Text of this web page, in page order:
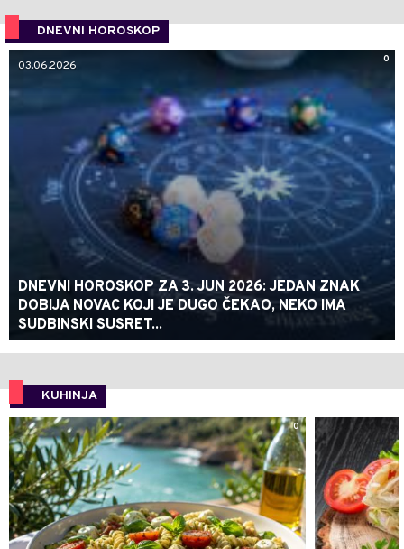
DNEVNI HOROSKOP
0
03.06.2026.
DNEVNI HOROSKOP ZA 3. JUN 2026: JEDAN ZNAK
DOBIJA NOVAC KOJI JE DUGO ČEKAO, NEKO IMA
SUDBINSKI SUSRET...
KUHINJA
0